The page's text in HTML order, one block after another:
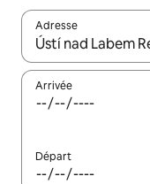
Adresse
Lorsque les
Arrivée
Départ